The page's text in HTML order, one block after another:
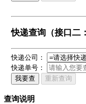
快递查询（接口二
快递公司：
快递单号：
我要查
重新查询
查询说明